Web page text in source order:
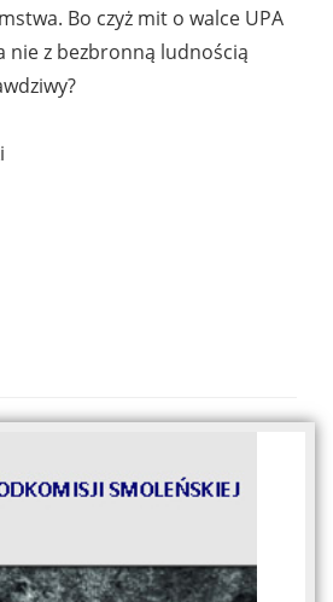
Bo czyż mit o walce UPA
nie z bezbronną ludnością